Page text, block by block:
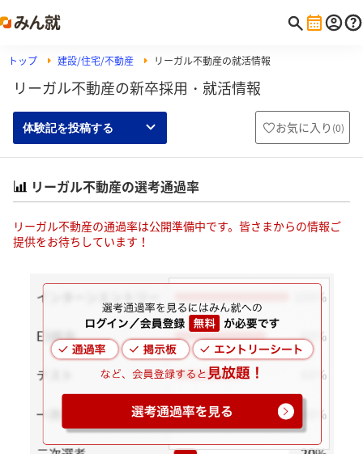
トップ 建設/住宅/不動産 リーガル不動産の就活情報
リーガル不動産の新卒採用・就活情報
体験記を投稿する お気に入り (0)
リーガル不動産の選考通過率
リーガル不動産の通過率は公開準備中です。皆さまからの情報ご
提供をお待ちしています！